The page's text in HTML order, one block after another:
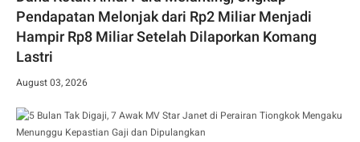
Pendapatan Melonjak dari Rp2 Miliar Menjadi
Hampir Rp8 Miliar Setelah Dilaporkan Komang
Lastri
August 03, 2026